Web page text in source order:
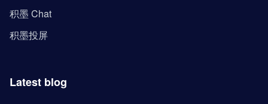
积墨 Chat
积墨投屏
Latest blog